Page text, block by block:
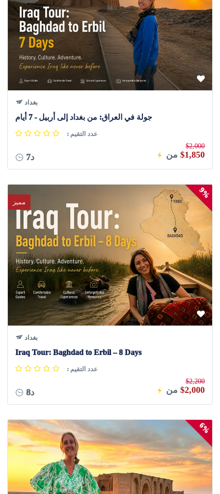
بغداد
جولة في العراق: من بغداد إلى أربيل - 7 أيام
: عدد التقيم
7د من
$2,000
$1,850
مميز
9%
بغداد
Iraq Tour: Baghdad to Erbil – 8 Days
: عدد التقيم
8د من
$2,200
$2,000
6%